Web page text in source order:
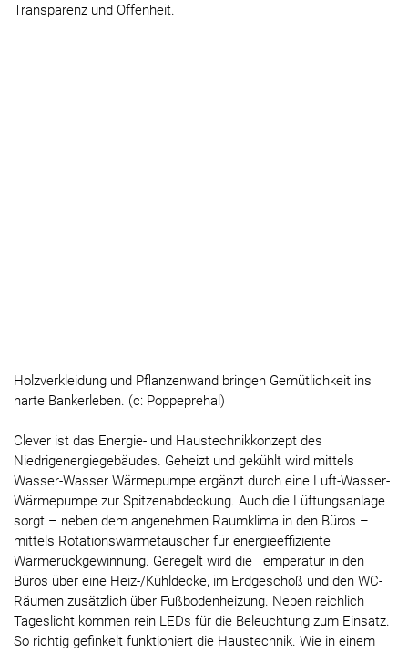
Transparenz und Offenheit.
Holzverkleidung und Pflanzenwand bringen Gemütlichkeit ins
harte Bankerleben. (c: Poppeprehal)
Clever ist das Energie- und Haustechnikkonzept des
Niedrigenergiegebäudes. Geheizt und gekühlt wird mittels
Wasser-Wasser Wärmepumpe ergänzt durch eine Luft-Wasser-
Wärmepumpe zur Spitzenabdeckung. Auch die Lüftungsanlage
sorgt – neben dem angenehmen Raumklima in den Büros –
mittels Rotationswärmetauscher für energieeffiziente
Wärmerückgewinnung. Geregelt wird die Temperatur in den
Büros über eine Heiz-/Kühldecke, im Erdgeschoß und den WC-
Räumen zusätzlich über Fußbodenheizung. Neben reichlich
Tageslicht kommen rein LEDs für die Beleuchtung zum Einsatz.
So richtig gefinkelt funktioniert die Haustechnik. Wie in einem